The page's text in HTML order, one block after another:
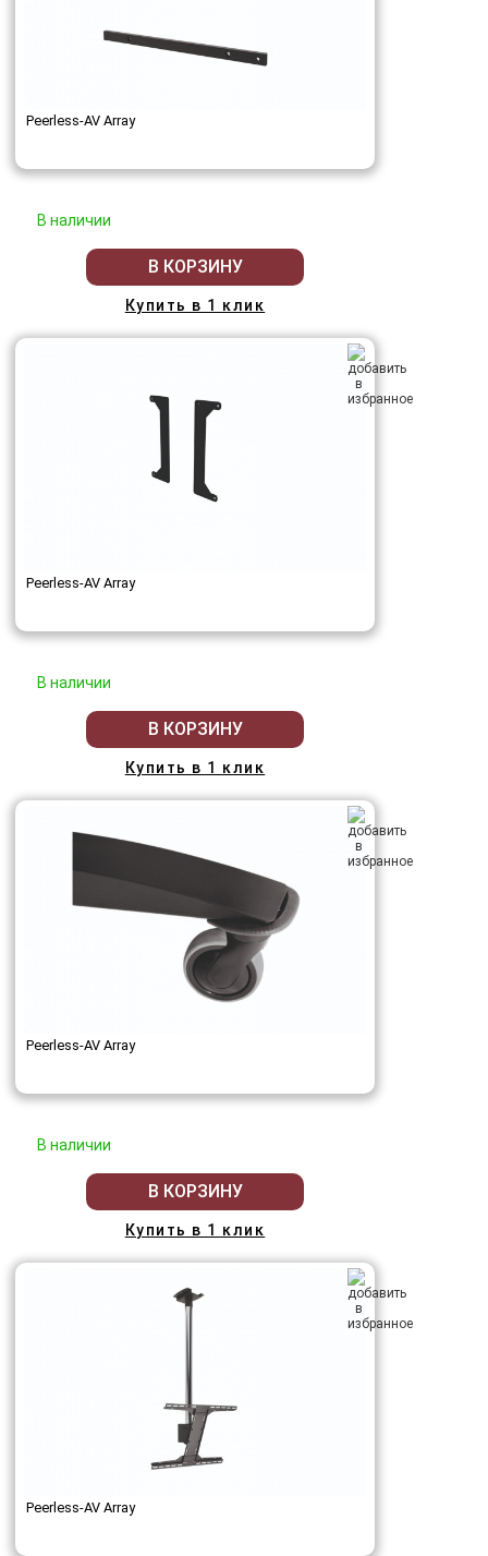
Peerless-AV Array
В наличии
В КОРЗИНУ
Купить в 1 клик
Peerless-AV Array
В наличии
В КОРЗИНУ
Купить в 1 клик
Peerless-AV Array
В наличии
В КОРЗИНУ
Купить в 1 клик
Peerless-AV Array